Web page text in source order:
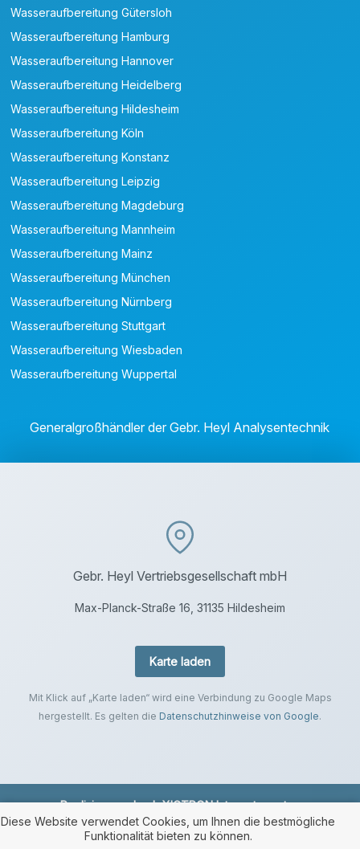
Wasseraufbereitung Gütersloh
Wasseraufbereitung Hamburg
Wasseraufbereitung Hannover
Wasseraufbereitung Heidelberg
Wasseraufbereitung Hildesheim
Wasseraufbereitung Köln
Wasseraufbereitung Konstanz
Wasseraufbereitung Leipzig
Wasseraufbereitung Magdeburg
Wasseraufbereitung Mannheim
Wasseraufbereitung Mainz
Wasseraufbereitung München
Wasseraufbereitung Nürnberg
Wasseraufbereitung Stuttgart
Wasseraufbereitung Wiesbaden
Wasseraufbereitung Wuppertal
Generalgroßhändler der Gebr. Heyl Analysentechnik
Gebr. Heyl Vertriebsgesellschaft mbH
Max-Planck-Straße 16, 31135 Hildesheim
Karte laden
Mit Klick auf „Karte laden“ wird eine Verbindung zu Google Maps
hergestellt. Es gelten die Datenschutzhinweise von Google.
Realisierung durchXICTRON Internetagentur.
Diese Website verwendet Cookies, um Ihnen die bestmögliche
Funktionalität bieten zu können.